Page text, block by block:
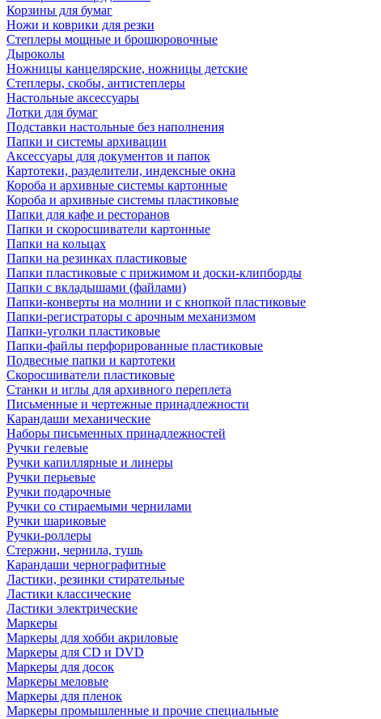
Корзины для бумаг
Ножи и коврики для резки
Степлеры мощные и брошюровочные
Дыроколы
Ножницы канцелярские, ножницы детские
Степлеры, скобы, антистеплеры
Настольные аксессуары
Лотки для бумаг
Подставки настольные без наполнения
Папки и системы архивации
Аксессуары для документов и папок
Картотеки, разделители, индексные окна
Короба и архивные системы картонные
Короба и архивные системы пластиковые
Папки для кафе и ресторанов
Папки и скоросшиватели картонные
Папки на кольцах
Папки на резинках пластиковые
Папки пластиковые с прижимом и доски-клипборды
Папки с вкладышами (файлами)
Папки-конверты на молнии и с кнопкой пластиковые
Папки-регистраторы с арочным механизмом
Папки-уголки пластиковые
Папки-файлы перфорированные пластиковые
Подвесные папки и картотеки
Скоросшиватели пластиковые
Станки и иглы для архивного переплета
Письменные и чертежные принадлежности
Карандаши механические
Наборы письменных принадлежностей
Ручки гелевые
Ручки капиллярные и линеры
Ручки перьевые
Ручки подарочные
Ручки со стираемыми чернилами
Ручки шариковые
Ручки-роллеры
Стержни, чернила, тушь
Карандаши чернографитные
Ластики, резинки стирательные
Ластики классические
Ластики электрические
Маркеры
Маркеры для хобби акриловые
Маркеры для CD и DVD
Маркеры для досок
Маркеры меловые
Маркеры для пленок
Маркеры промышленные и прочие специальные